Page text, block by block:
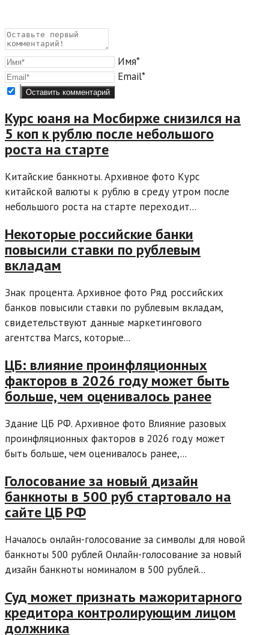
Имя*
Email*
Курс юаня на Мосбирже снизился на
5 коп к рублю после небольшого
роста на старте
Китайские банкноты. Архивное фото Курс
китайской валюты к рублю в среду утром после
небольшого роста на старте переходит...
Некоторые российские банки
повысили ставки по рублевым
вкладам
Знак процента. Архивное фото Ряд российских
банков повысили ставки по рублевым вкладам,
свидетельствуют данные маркетингового
агентства Marcs, которые...
ЦБ: влияние проинфляционных
факторов в 2026 году может быть
больше, чем оценивалось ранее
Здание ЦБ РФ. Архивное фото Влияние разовых
проинфляционных факторов в 2026 году может
быть больше, чем оценивалось ранее,...
Голосование за новый дизайн
банкноты в 500 руб стартовало на
сайте ЦБ РФ
Началось онлайн-голосование за символы для новой
банкноты 500 рублей Онлайн-голосование за новый
дизайн банкноты номиналом в 500 рублей...
Суд может признать мажоритарного
кредитора контролирующим лицом
должника